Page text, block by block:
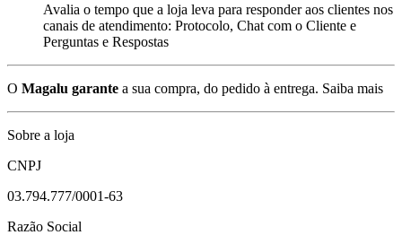
Avalia o tempo que a loja leva para responder aos clientes nos
canais de atendimento: Protocolo, Chat com o Cliente e
Perguntas e Respostas
O Magalu garante a sua compra, do pedido à entrega. Saiba mais
Sobre a loja
CNPJ
03.794.777/0001-63
Razão Social